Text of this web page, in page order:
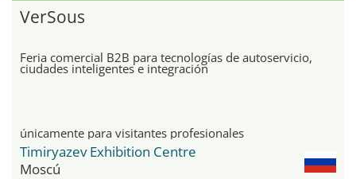
VerSous
Feria comercial B2B para tecnologías de autoservicio,
ciudades inteligentes e integración
únicamente para visitantes profesionales
Timiryazev Exhibition Centre
Moscú